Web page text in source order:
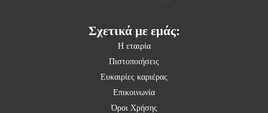
Σχετικά με εμάς:
Η εταιρία
Πιστοποιήσεις
Ευκαιρίες καριέρας
Επικοινωνία
Όροι Χρήσης